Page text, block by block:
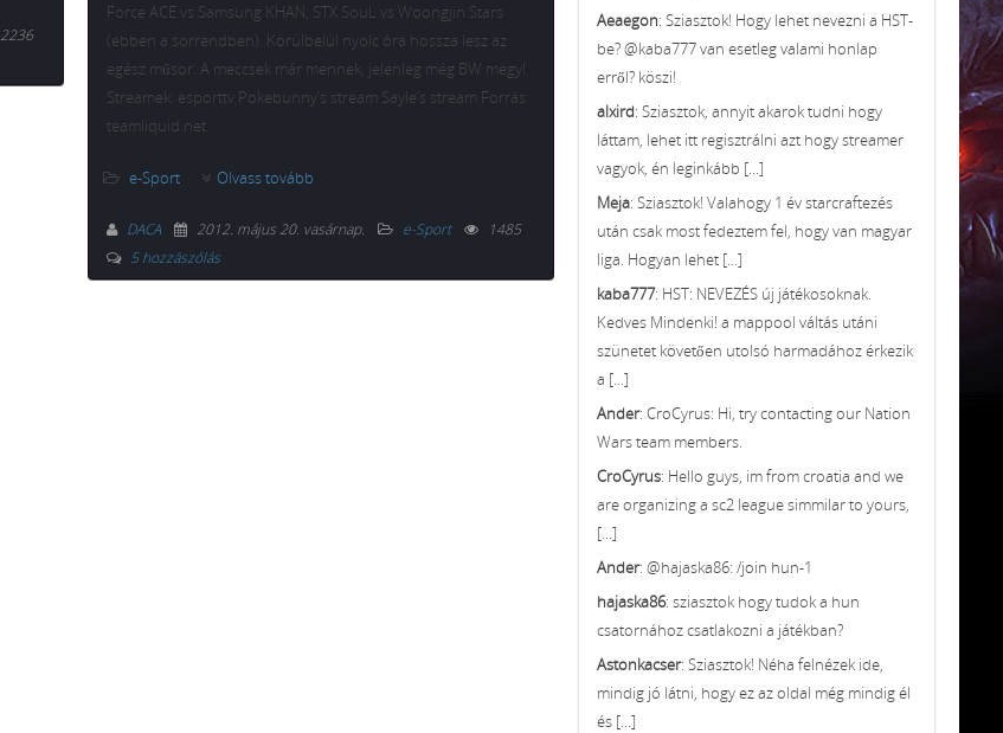
2236
Force ACE vs Samsung KHAN, STX SouL vs Woongjin Stars
(ebben a sorrendben). Körülbelül nyolc óra hossza lesz az
egész műsor. A meccsek már mennek, jelenleg még BW megy!
Streamek: esporttv Pokebunny’s stream Sayle’s stream Forrás:
teamliquid.net
e-Sport Olvass tovább
DACA 2012. május 20. vasárnap. e-Sport
1485
5 hozzászólás
Aeaegon: Sziasztok! Hogy lehet nevezni a HST-
be? @kaba777 van esetleg valami honlap
erről? köszi!
alxird: Sziasztok, annyit akarok tudni hogy
láttam, lehet itt regisztrálni azt hogy streamer
vagyok, én leginkább [...]
Meja: Sziasztok! Valahogy 1 év starcraftezés
után csak most fedeztem fel, hogy van magyar
liga. Hogyan lehet [...]
kaba777: HST: NEVEZÉS új játékosoknak.
Kedves Mindenki! a mappool váltás utáni
szünetet követően utolsó harmadához érkezik
a [...]
Ander: CroCyrus: Hi, try contacting our Nation
Wars team members.
CroCyrus: Hello guys, im from croatia and we
are organizing a sc2 league simmilar to yours,
[...]
Ander: @hajaska86: /join hun-1
hajaska86: sziasztok hogy tudok a hun
csatornához csatlakozni a játékban?
Astonkacser: Sziasztok! Néha felnézek ide,
mindig jó látni, hogy ez az oldal még mindig él
és [...]